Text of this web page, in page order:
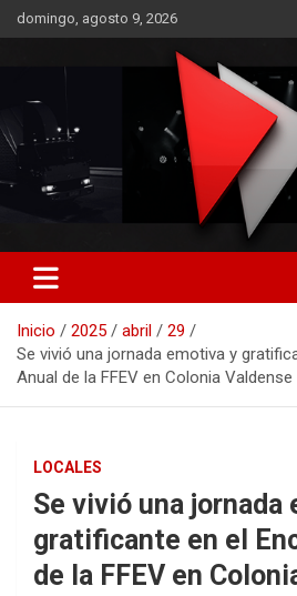
Saltar
al
domingo, agosto 9, 2026
RO CONTENIDOS
Inicio 2025 abril
29
Se vivió una jornada emotiva y
Anual de la FFEV en Colonia Valdense
LOCALES
Se vivió una jornada
gratificante en el
de la FFEV en